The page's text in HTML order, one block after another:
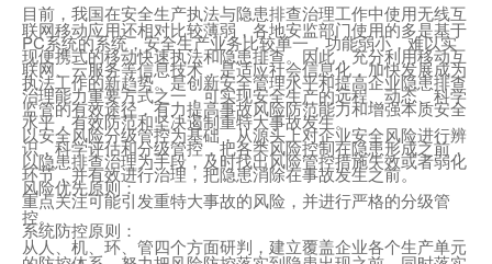
目前，我国在安全生产执法与隐患排查治理工作中使用无线互
联网移动应用还相对比较薄弱，各地安监部门使用的多是基于
PC系统的系统，安全生产业务比较单一，功能弱小，难以实
现便携式的移动快速执法和隐患排查。因此，充分利用移动互
联网、云服务等信息技术，是适应社会信息化，加快发展成为
执法工作的新趋势。是创新安全管理水平和提高企业隐患排查
治理能力重要方式之一，可实现安全生产的远程、动态、科学
监管的有效途径，有力提高事故风险防范能力和增强本质安全
水平，有效防范和坚决遏制重特大事故发生。
以安全风险分级管控为基础，从源头上对企业安全风险进行辨
识，科学评估和分级管控，把各类风险控制在隐患形成之前，
以隐患排查治理为手段，及时找出风险管控措施失效或者弱化
环节，并有效进行治理，把隐患消除在事故发生之前。
风险优先原则：
重点关注可能引发重特大事故的风险，并进行严格的分级管
控。
系统防控原则：
从人、机、环、管四个方面研判，建立覆盖企业各个生产单元